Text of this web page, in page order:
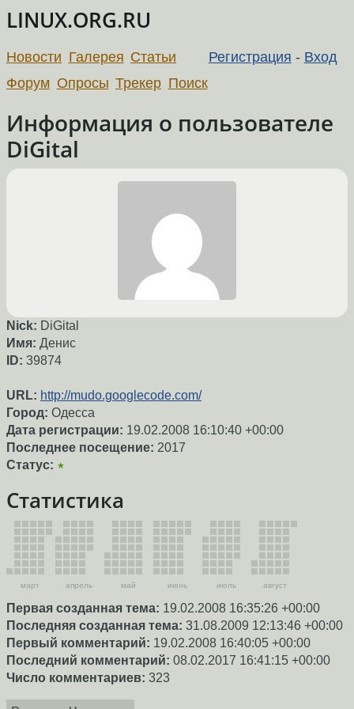
LINUX.ORG.RU
Регистрация - Вход
Новости Галерея Статьи
Форум Опросы Трекер Поиск
Информация о пользователе
DiGital
Nick: DiGital
Имя: Денис
ID: 39874
URL: http://mudo.googlecode.com/
Город: Одесса
Дата регистрации: 19.02.2008 16:10:40 +00:00
Последнее посещение: 2017
Статус: ★
Статистика
март апрель май июнь июль август
Первая созданная тема: 19.02.2008 16:35:26 +00:00
Последняя созданная тема: 31.08.2009 12:13:46 +00:00
Первый комментарий: 19.02.2008 16:40:05 +00:00
Последний комментарий: 08.02.2017 16:41:15 +00:00
Число комментариев: 323